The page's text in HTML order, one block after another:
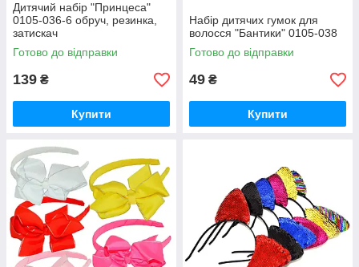
Дитячий набір "Принцеса"
0105-036-6 обруч, резинка,
затискач
Готово до відправки
139 ₴
Купити
Набір дитячих гумок для
волосся "Бантики" 0105-038
Готово до відправки
49 ₴
Купити